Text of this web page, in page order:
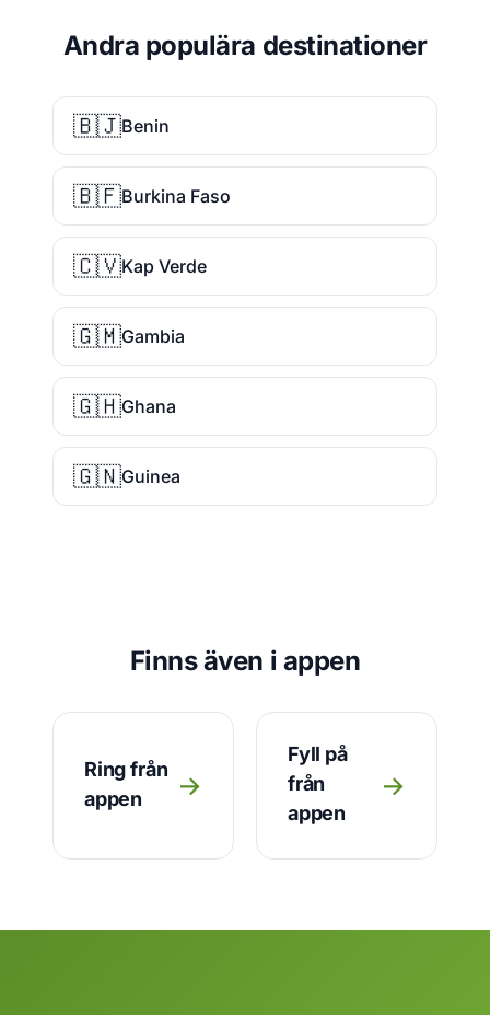
Andra populära destinationer
🇧🇯Benin
🇧🇫Burkina Faso
🇨🇻Kap Verde
🇬🇲Gambia
🇬🇭Ghana
🇬🇳Guinea
Finns även i appen
Ring från
appen
→
Fyll på
från
appen
→